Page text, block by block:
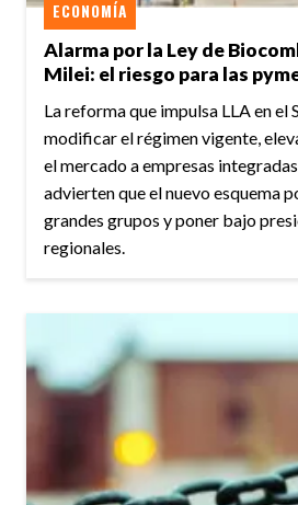
Alarma por la Ley de
Milei: el riesgo para las
ECONOMÍA
La reforma que impulsa LLA en el
modificar el régimen vigente,
el mercado a empresas
advierten que el nuevo esquema
grandes grupos y poner bajo
regionales.